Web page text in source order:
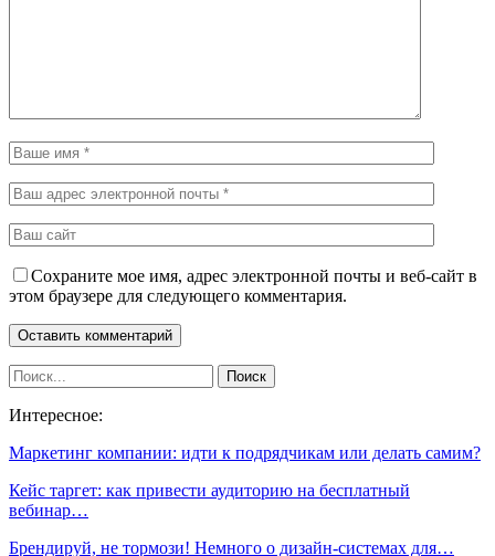
Сохраните мое имя, адрес электронной почты и веб-сайт в
этом браузере для следующего комментария.
Интересное:
Маркетинг компании: идти к подрядчикам или делать самим?
Кейс таргет: как привести аудиторию на бесплатный
вебинар…
Брендируй, не тормози! Немного о дизайн-системах для…